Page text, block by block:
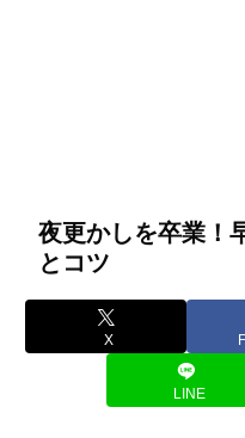
夜更かしを卒業！
とコツ
X
LINE